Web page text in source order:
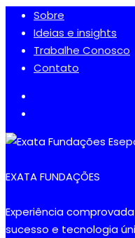
Sobre
Ideias e insights
Trabalhe Conosco
Contato
EXATA FUNDAÇÕES
Experiência
sucesso e tecnologia